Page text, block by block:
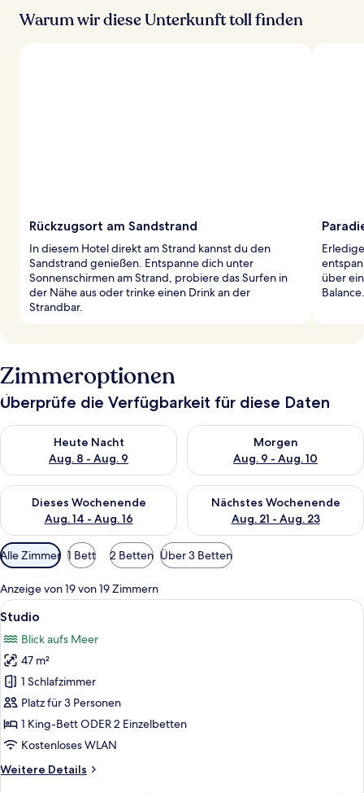
Warum wir diese Unterkunft toll finden
Rückzugsort am Sandstrand
In diesem Hotel direkt am Strand kannst du den
Sandstrand genießen. Entspanne dich unter
Sonnenschirmen am Strand, probiere das Surfen in
der Nähe aus oder trinke einen Drink an der
Strandbar.
über
Balance.
Zimmeroptionen
Überprüfe die Verfügbarkeit für diese Daten
Heute Nacht
Aug. 8 - Aug. 9
Überprüfe die Verfügbarkeit für heute Nacht, Aug. 8 - Aug. 9.
Morgen
Aug. 9 - Aug. 10
Überprüfe die Verfügbarkeit
Dieses Wochenende
Aug. 14 - Aug. 16
Überprüfe die Verfügbarkeit für dieses Wochenende, Aug. 14
Nächstes Wochenende
Aug. 21 - Aug. 23
Überprüfe die Verfügbarkeit
Verfügbare
Filter
für
Zimmer
Alle Zimmer 1 Bett 2 Betten Über 3 Betten
Anzeige von 19 von 19 Zimmern
Alle
Fotos
für
Studio
anzeigen
Ein Hotelzimmer mit Bett,
8
Studio
Blick aufs Meer
47 m²
1 Schlafzimmer
Platz für 3 Personen
1 King-Bett ODER 2 Einzelbetten
Kostenloses WLAN
Weitere Details
Weitere